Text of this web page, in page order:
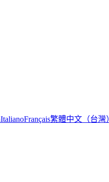
ItalianoFrançais繁體中文（台灣）